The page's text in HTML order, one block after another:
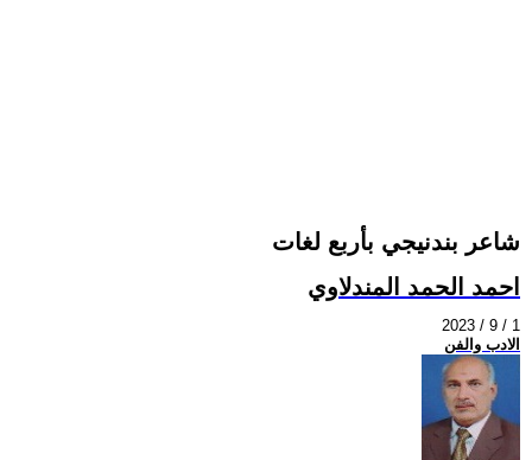
شاعر بندنيجي بأربع لغات
احمد الحمد المندلاوي
2023 / 9 / 1
الادب والفن